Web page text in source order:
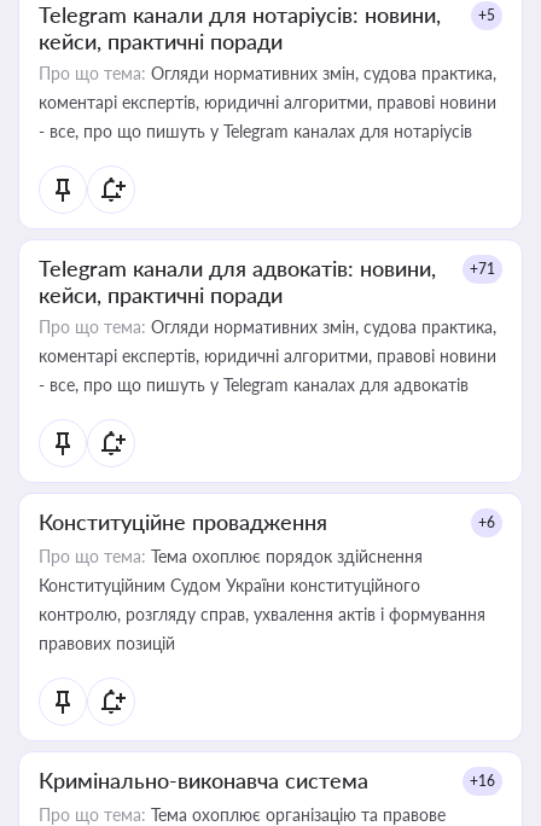
Telegram канали для нотаріусів: новини,
кейси, практичні поради
+5
Про що тема: Огляди нормативних змін, судова практика,
коментарі експертів, юридичні алгоритми, правові новини
- все, про що пишуть у Telegram каналах для нотаріусів
Telegram канали для адвокатів: новини,
кейси, практичні поради
+71
Про що тема: Огляди нормативних змін, судова практика,
коментарі експертів, юридичні алгоритми, правові новини
- все, про що пишуть у Telegram каналах для адвокатів
Конституційне провадження +6
Про що тема: Тема охоплює порядок здійснення
Конституційним Судом України конституційного
контролю, розгляду справ, ухвалення актів і формування
правових позицій
Кримінально-виконавча система +16
Про що тема: Тема охоплює організацію та правове